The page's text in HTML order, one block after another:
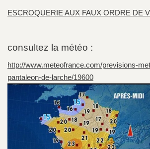
ESCROQUERIE AUX FAUX ORDRE DE
consultez la météo :
http://www.meteofrance.com/previsions-
pantaleon-de-larche/19600